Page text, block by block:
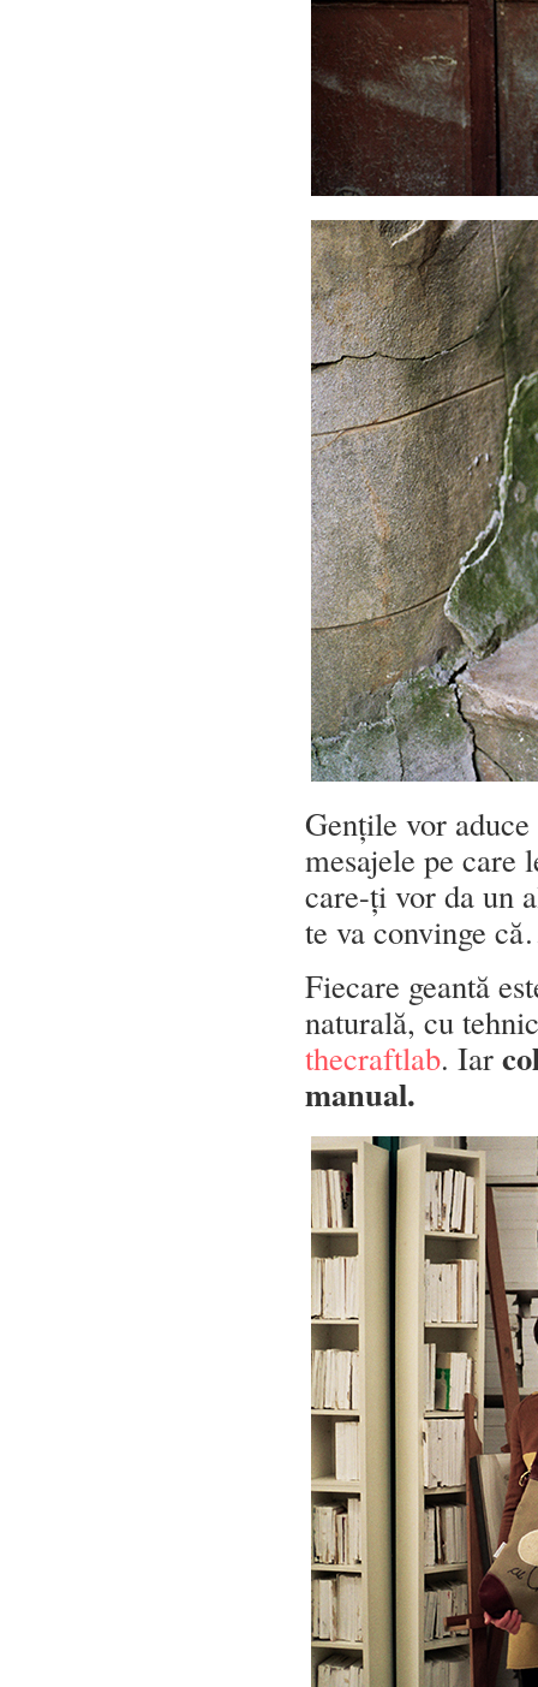
Gențile vor
mesajele pe care
care-ți vor da un
te va convinge
Fiecare geantă
naturală, cu
thecraftlab. Iar
manual.